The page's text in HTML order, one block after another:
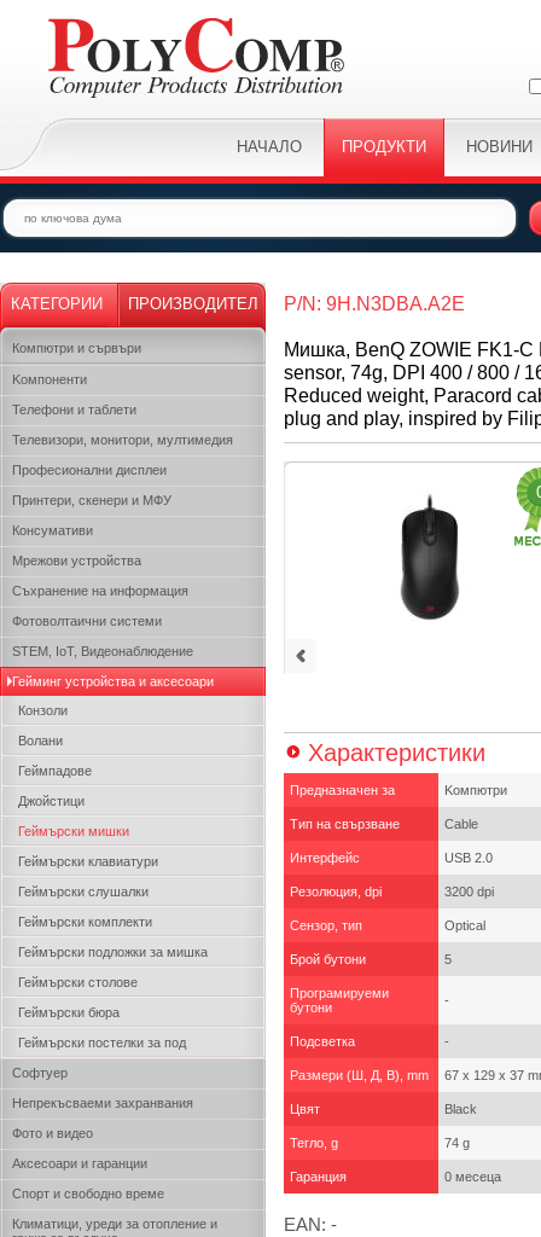
НАЧАЛО ПРОДУКТИ НОВИНИ
КАТЕГОРИИ ПРОИЗВОДИТЕЛ
Компютри и сървъри
Kомпоненти
Телефони и таблети
Телевизори, монитори, мултимедия
Професионални дисплеи
Принтери, скенери и МФУ
Консумативи
Мрежови устройства
Съхранение на информация
Фотоволтаични системи
STEM, IoT, Видеонаблюдение
Гейминг устройства и аксесоари
Конзоли
Волани
Геймпадове
Джойстици
Геймърски мишки
Геймърски клавиатури
Геймърски слушалки
Геймърски комплекти
Геймърски подложки за мишка
Геймърски столове
Геймърски бюра
Геймърски постелки за под
Софтуер
Непрекъсваеми захранвания
Фото и видео
Аксесоари и гаранции
Спорт и свободно време
Климатици, уреди за отопление и
P/N: 9H.N3DBA.A2E
Мишка, BenQ ZOWIE FK1-C
sensor, 74g, DPI 400 / 800 /
Reduced weight, Paracord
plug and play, inspired by
Характеристики
Предназначен за Kомпютри
Тип на свързване Cable
Интерфейс USB 2.0
Резолюция, dpi 3200 dpi
Сензор, тип Optical
Брой бутони 5
Програмируеми
бутони
-
Подсветка -
Размери (Ш, Д, В), mm 67 x 129 x 37
Цвят Black
Тегло, g 74 g
Гаранция 0 месеца
EAN: -